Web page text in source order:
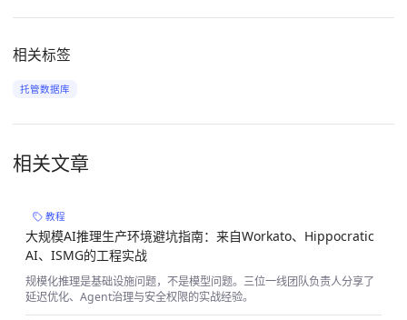
相关标签
托管数据库
相关文章
教程
大规模AI推理生产环境避坑指南：来自Workato、Hippocratic
AI、ISMG的工程实战
规模化推理是基础设施问题，不是模型问题。三位一线团队负责人分享了
延迟优化、Agent治理与安全权限的实战经验。